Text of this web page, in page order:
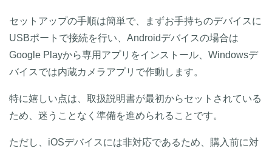
セットアップの手順は簡単で、まずお手持ちのデバイスに
USBポートで接続を行い、Androidデバイスの場合は
Google Playから専用アプリをインストール、Windowsデ
バイスでは内蔵カメラアプリで作動します。
特に嬉しい点は、取扱説明書が最初からセットされている
ため、迷うことなく準備を進められることです。
ただし、iOSデバイスには非対応であるため、購入前に対